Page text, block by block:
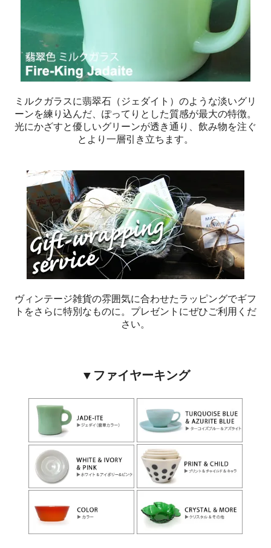
ミルクガラスに翡翠石（ジェダイト）のような淡いグリ
ーンを練り込んだ、ぽってりとした質感が最大の特徴。
光にかざすと優しいグリーンが透き通り、飲み物を注ぐ
とより一層引き立ちます。
ヴィンテージ雑貨の雰囲気に合わせたラッピングでギフ
トをさらに特別なものに。プレゼントにぜひご利用くだ
さい。
▼ファイヤーキング